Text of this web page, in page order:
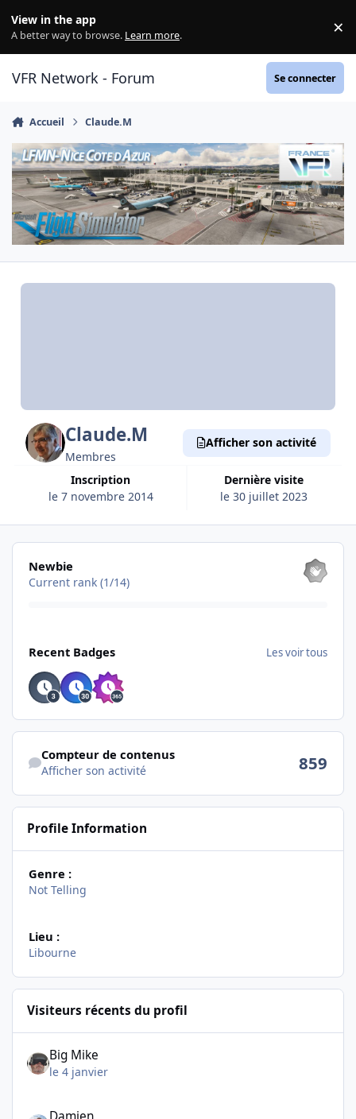
View in the app
A better way to browse. Learn more. ×
VFR Network - Forum Se connecter
Accueil Claude.M
Claude.M
Membres
Inscription
le 7 novembre 2014
Dernière visite
le 30 juillet 2023
Afficher son activité
Les voir tous
Newbie
Current rank (1/14)
Recent Badges Les voir tous
Afficher son activité
Compteur de contenus
Afficher son activité 859
Profile Information
Genre :
Not Telling
Lieu :
Libourne
Visiteurs récents du profil
Big Mike
le 4 janvier